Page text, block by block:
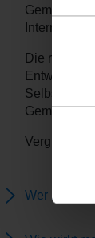
Gemeinde,
Die
Selbsthilfe
Vergleichen
Wer kann